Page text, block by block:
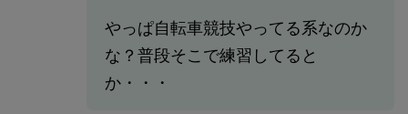
やっぱ自転車競技やってる系なのか
な？普段そこで練習してると
か・・・